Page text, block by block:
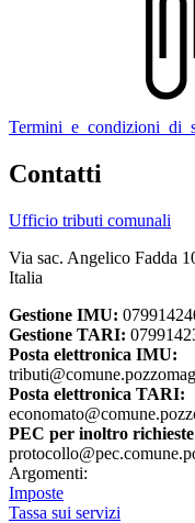
Contatti
Ufficio tributi comunali
Via sac. Angelico Fadda
Italia
Gestione IMU:
Gestione TARI:
Posta elettronica IMU:
Posta elettronica TARI:
PEC per inoltro
Argomenti:
Imposte
Tassa sui servizi